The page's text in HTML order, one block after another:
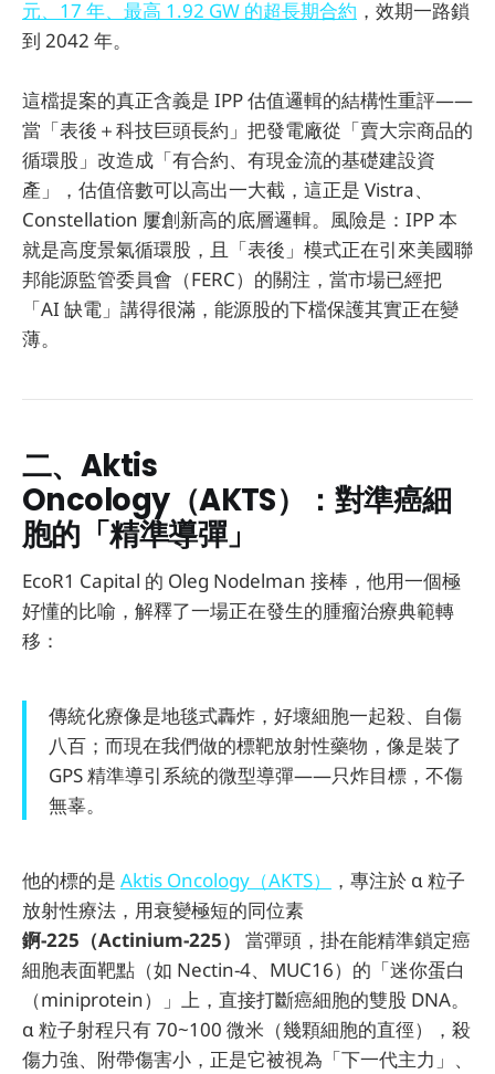
元、17 年、最高 1.92 GW 的超長期合約 ，效期一路鎖
到 2042 年。
這檔提案的真正含義是 IPP 估值邏輯的結構性重評——
當「表後＋科技巨頭長約」把發電廠從「賣大宗商品的
循環股」改造成「有合約、有現金流的基礎建設資
產」，估值倍數可以高出一大截，這正是 Vistra、
Constellation 屢創新高的底層邏輯。風險是：IPP 本
就是高度景氣循環股，且「表後」模式正在引來美國聯
邦能源監管委員會（FERC）的關注，當市場已經把
「AI 缺電」講得很滿，能源股的下檔保護其實正在變
薄。
二、Aktis
Oncology（AKTS）：對準癌細
胞的「精準導彈」
EcoR1 Capital 的 Oleg Nodelman 接棒，他用一個極
好懂的比喻，解釋了一場正在發生的腫瘤治療典範轉
移：
傳統化療像是地毯式轟炸，好壞細胞一起殺、自傷
八百；而現在我們做的標靶放射性藥物，像是裝了
GPS 精準導引系統的微型導彈——只炸目標，不傷
無辜。
他的標的是 Aktis Oncology（AKTS）
，專注於 α 粒子
放射性療法，用衰變極短的同位素
錒-225（Actinium-225）
當彈頭，掛在能精準鎖定癌
細胞表面靶點（如 Nectin-4、MUC16）的「迷你蛋白
（miniprotein）」上，直接打斷癌細胞的雙股 DNA。
α 粒子射程只有 70~100 微米（幾顆細胞的直徑），殺
傷力強、附帶傷害小，正是它被視為「下一代主力」、